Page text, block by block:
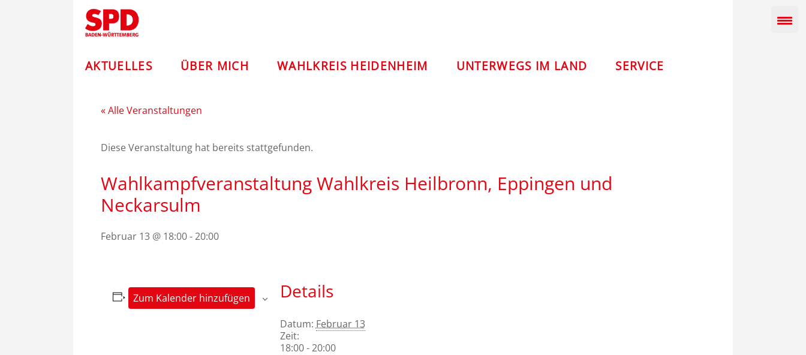
Andreas
AKTUELLES ÜBER MICH WAHLKREIS HEIDENHEIM UNTERWEGS IM LAND SERVICE
« Alle Veranstaltungen
Diese Veranstaltung hat bereits stattgefunden.
Wahlkampfveranstaltung Wahlkreis Heilbronn, Eppingen und
Neckarsulm
Februar 13 @ 18:00-20:00
Zum Kalender hinzufügen Details
Datum: Februar 13
Zeit:
18:00 - 20:00